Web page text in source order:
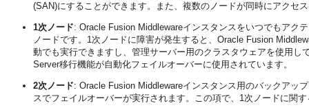
(SAN)にすることができます。また、複数のノードが同時にアクセ
1次ノード: Oracle Fusion Middlewareインスタンスをいつでもアク
ノードです。1次ノードに障害が発生すると、Oracle Fusion
動でも実行できますし、管理サーバー用のクラスタウェアを使用
Server移行機能が自動化フェイルオーバーに使用されています。
2次ノード: Oracle Fusion Middlewareインスタンス用のバックアッ
スでフェイルオーバーが実行されます。この項で、1次ノードに関